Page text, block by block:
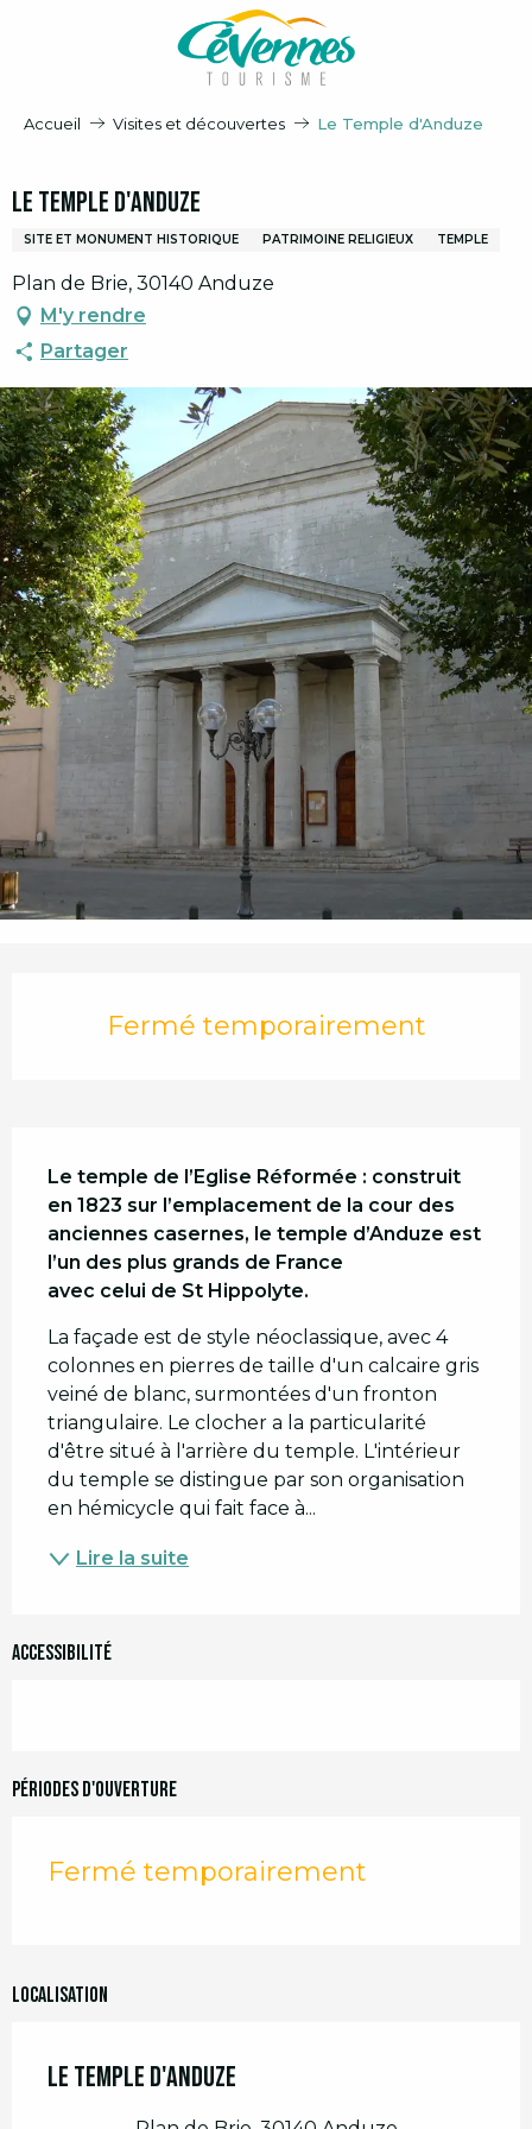
Accueil Visites et découvertes Le Temple d'Anduze
Le Temple d'Anduze
SITE ET MONUMENT HISTORIQUE PATRIMOINE RELIGIEUX TEMPLE
Plan de Brie, 30140 Anduze
M'y rendre
Partager
Fermé temporairement
Le temple de l’Eglise Réformée : construit
en 1823 sur l’emplacement de la cour des
anciennes casernes, le temple d’Anduze est
l’un des plus grands de France
avec celui de St Hippolyte.
La façade est de style néoclassique, avec 4
colonnes en pierres de taille d'un calcaire gris
veiné de blanc, surmontées d'un fronton
triangulaire. Le clocher a la particularité
d'être situé à l'arrière du temple. L'intérieur
du temple se distingue par son organisation
en hémicycle qui fait face à...
Lire la suite
Accessibilité
Périodes d'ouverture
Fermé temporairement
Localisation
Le Temple d'Anduze